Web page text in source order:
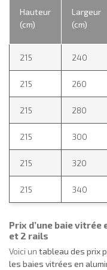
Hauteur
(cm)
Largeur
(cm)
215 240
215 260
215 280
215 300
215 320
215 340
Prix d’une baie
et 2 rails
Voici un tableau des prix
les baies vitrées en